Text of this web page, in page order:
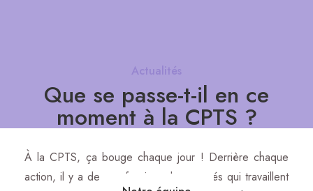
Actualités
Que se passe-t-il en ce
moment à la CPTS ?
À la CPTS, ça bouge chaque jour ! Derrière chaque
action, il y a des professionnels engagés qui travaillent